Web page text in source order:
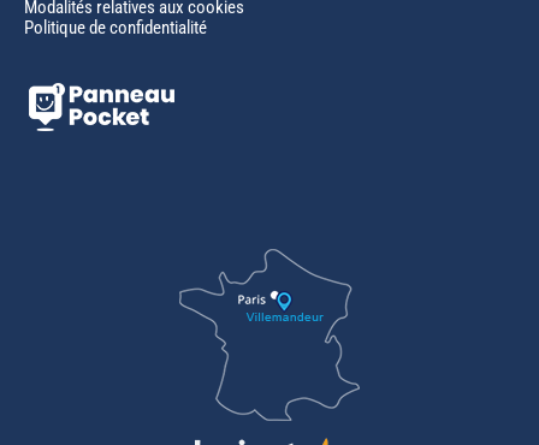
Modalités relatives aux cookies
Politique de confidentialité